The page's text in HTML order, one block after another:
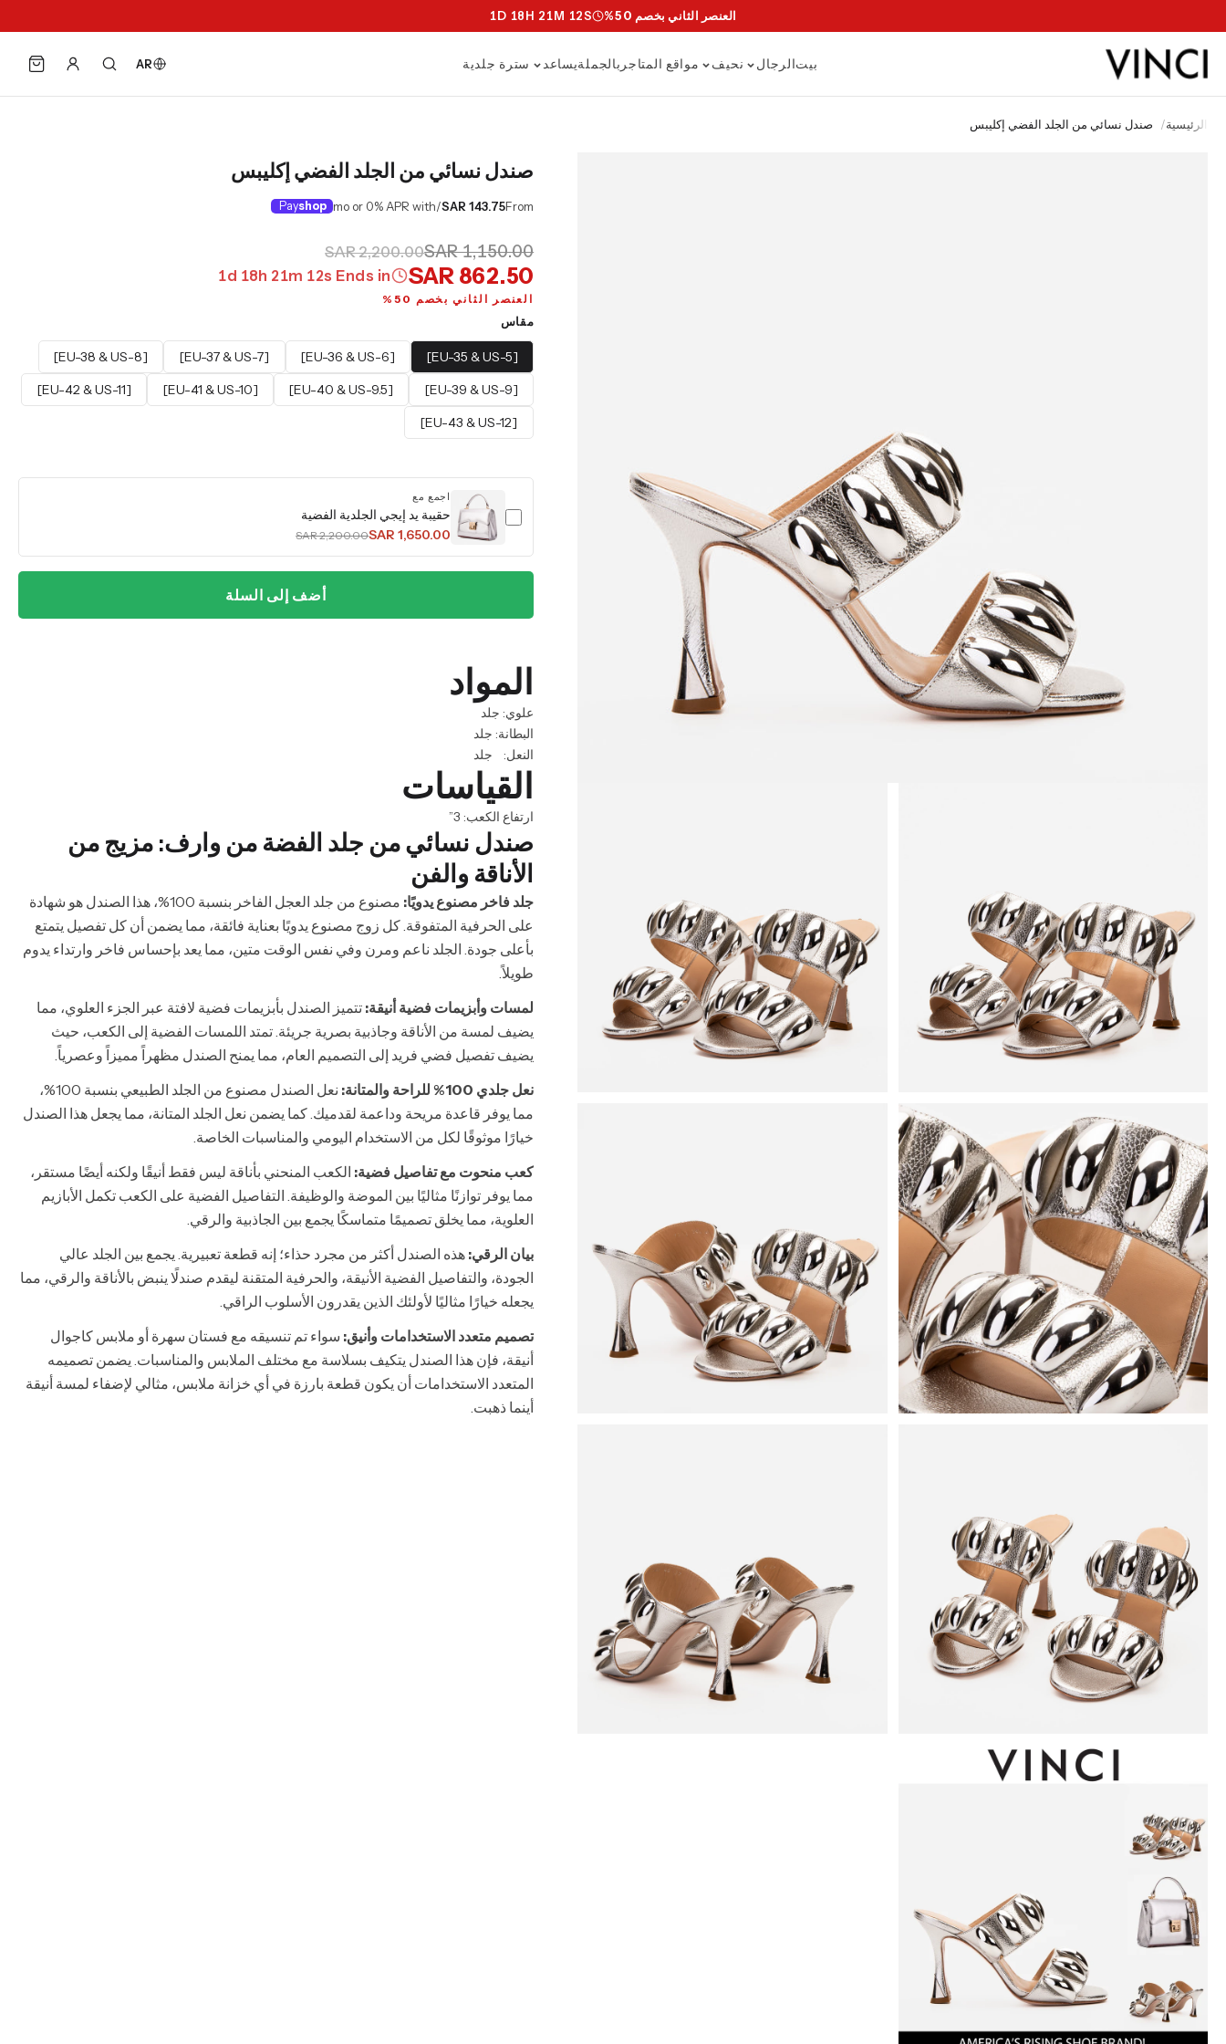
العنصر الثاني بخصم 50% 1D 18H 21M 11S
بيتالرجال نحيف مواقع المتاجر بالجملةيساعد سترة جلدية AR
الرئيسية/ صندل نسائي من الجلد الفضي إكليبس
صندل نسائي من الجلد الفضي إكليبس
From
SAR 143.75
/mo or 0% APR with
shop
Pay
SAR 1,150.00
SAR 2,200.00
SAR 862.50
Ends in
1d 18h 21m 11s
العنصر الثاني بخصم 50%
مقاس
[EU-35 & US-5]
[EU-36 & US-6]
[EU-37 & US-7]
[EU-38 & US-8]
[EU-39 & US-9]
[EU-40 & US-9.5]
[EU-41 & US-10]
[EU-42 & US-11]
[EU-43 & US-12]
اجمع مع
حقيبة يد إيجي الجلدية الفضية
SAR 1,650.00
SAR 2,200.00
أضف إلى السلة
المواد
علوي: جلد
البطانة: جلد
النعل: جلد
القياسات
ارتفاع الكعب: 3”
صندل نسائي من جلد الفضة من وارف: مزيج من
الأناقة والفن
جلد فاخر مصنوع يدويًا:
مصنوع من جلد العجل الفاخر بنسبة 100%، هذا الصندل هو شهادة
على الحرفية المتفوقة. كل زوج مصنوع يدويًا بعناية فائقة، مما يضمن أن كل تفصيل يتمتع
بأعلى جودة. الجلد ناعم ومرن وفي نفس الوقت متين، مما يعد بإحساس فاخر وارتداء يدوم
طويلاً.
لمسات وأبزيمات فضية أنيقة: تتميز الصندل بأبزيمات فضية لافتة عبر الجزء العلوي، مما
يضيف لمسة من الأناقة وجاذبية بصرية جريئة. تمتد اللمسات الفضية إلى الكعب، حيث
يضيف تفصيل فضي فريد إلى التصميم العام، مما يمنح الصندل مظهراً مميزاً وعصرياً.
نعل جلدي 100% للراحة والمتانة:
نعل الصندل مصنوع من الجلد الطبيعي بنسبة 100%،
مما يوفر قاعدة مريحة وداعمة لقدميك. كما يضمن نعل الجلد المتانة، مما يجعل هذا الصندل
خيارًا موثوقًا لكل من الاستخدام اليومي والمناسبات الخاصة.
كعب منحوت مع تفاصيل فضية: الكعب المنحني بأناقة ليس فقط أنيقًا ولكنه أيضًا مستقر،
مما يوفر توازنًا مثاليًا بين الموضة والوظيفة. التفاصيل الفضية على الكعب تكمل الأبازيم
العلوية، مما يخلق تصميمًا متماسكًا يجمع بين الجاذبية والرقي.
بيان الرقي: هذه الصندل أكثر من مجرد حذاء؛ إنه قطعة تعبيرية. يجمع بين الجلد عالي
الجودة، والتفاصيل الفضية الأنيقة، والحرفية المتقنة ليقدم صندلًا ينبض بالأناقة والرقي، مما
يجعله خيارًا مثاليًا لأولئك الذين يقدرون الأسلوب الراقي.
تصميم متعدد الاستخدامات وأنيق: سواء تم تنسيقه مع فستان سهرة أو ملابس كاجوال
أنيقة، فإن هذا الصندل يتكيف بسلاسة مع مختلف الملابس والمناسبات. يضمن تصميمه
المتعدد الاستخدامات أن يكون قطعة بارزة في أي خزانة ملابس، مثالي لإضفاء لمسة أنيقة
أينما ذهبت.